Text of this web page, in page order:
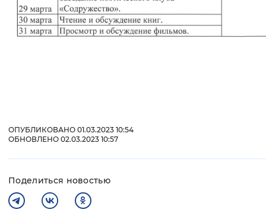
ОПУБЛИКОВАНО 01.03.2023 10:54
ОБНОВЛЕНО 02.03.2023 10:57
Поделиться новостью